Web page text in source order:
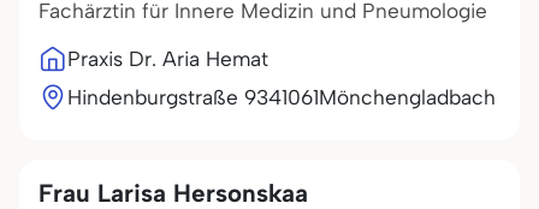
Fachärztin für Innere Medizin und Pneumologie
Praxis Dr. Aria Hemat
Hindenburgstraße 9341061Mönchengladbach
Frau Larisa Hersonskaa